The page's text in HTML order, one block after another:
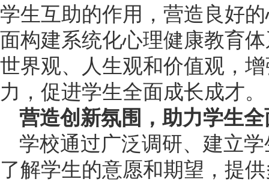
学生互助的作用，营造良好
面构建系统化心理健康教育
世界观、人生观和价值观，
力，促进学生全面成长成才。
营造创新氛围，助力学生
学校通过广泛调研、建立
了解学生的意愿和期望，提